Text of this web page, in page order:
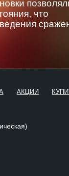
что
АКЦИИ